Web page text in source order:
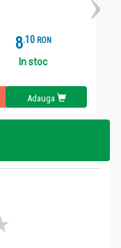
8.1 RON
In stoc
Adauga